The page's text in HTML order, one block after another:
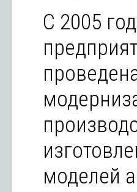
С 2005
моделей